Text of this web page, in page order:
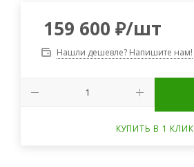
159 600 ₽/шт
Нашли дешевле? Напишите нам!
КУПИТЬ В 1 КЛИК